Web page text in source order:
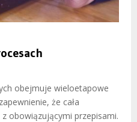
obejmuje wieloetapowe
że cała
obowiązującymi przepisami.